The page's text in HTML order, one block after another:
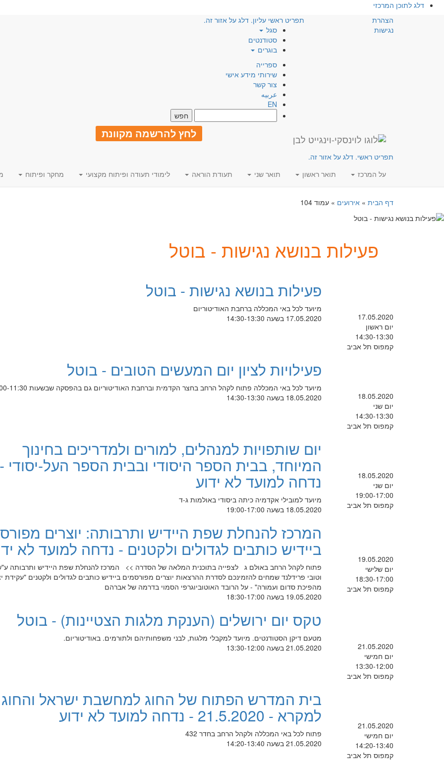
דלג לתוכן המרכזי
הצהרת
נגישות
תפריט ראשי עליון. דלג על אזור זה.
סגל
סטודנטים
בוגרים
ספרייה
שירותי מידע אישי
צור קשר
عربيه
EN
לחץ להרשמה מקוונת
תפריט ראשי. דלג על אזור זה.
על המרכז
תואר ראשון תואר שני תעודת הוראה לימודי תעודה ופיתוח מקצועי מחקר ופיתוח
דף הבית » אירועים » עמוד 104
פעילות בנושא נגישות - בוטל
17.05.2020
יום ראשון
14:30-13:30
קמפוס תל אביב
פעילות בנושא נגישות - בוטל
מיועד לכל באי המכללה ברחבת האודיטוריום
17.05.2020 בשעה 14:30-13:30
18.05.2020
יום שני
14:30-13:30
קמפוס תל אביב
פעילויות לציון יום המעשים הטובים - בוטל
מיועד לכל באי המכללה פתוח לקהל הרחב בחצר הקדמית וברחבת האודיטוריום גם בהפסקה שבשעות 12:00-11:30
18.05.2020 בשעה 14:30-13:30
18.05.2020
יום שני
19:00-17:00
קמפוס תל אביב
יום שותפויות למנהלים, למורים ולמדריכים בחינוך
המיוחד, בבית הספר היסודי ובבית הספר העל-יסודי -
נדחה למועד לא ידוע
מיועד למובילי אקדמיה כיתה ביסודי באולמות ג-ד
18.05.2020 בשעה 19:00-17:00
19.05.2020
יום שלישי
18:30-17:00
קמפוס תל אביב
המרכז להנחלת שפת היידיש ותרבותה: יוצרים
ביידיש כותבים לגדולים ולקטנים - נדחה למועד לא
פתוח לקהל הרחב באולם ג לצפייה בתוכנית המלאה של הסדרה >> המרכז להנחלת שפת היידיש ותרבותה
וטובי פרידלנד שמחים להזמינכם לסדרת ההרצאות יוצרים מפורסמים ביידיש כותבים לגדולים ולקטנים "עקידת
מהפיכת סדום ועמורה" - על הרובד האוטוביוגרפי הסמוי בדרמה של אברהם
19.05.2020 בשעה 18:30-17:00
21.05.2020
יום חמישי
13:30-12:00
קמפוס תל אביב
טקס יום ירושלים (הענקת מלגות הצטיינות) - בוטל
מטעם דיקן הסטודנטים. מיועד למקבלי מלגות, לבני משפחותיהם ולתורמים. באודיטוריום.
21.05.2020 בשעה 13:30-12:00
21.05.2020
יום חמישי
14:20-13:40
קמפוס תל אביב
בית המדרש הפתוח של החוג למחשבת ישראל והחוג
למקרא - 21.5.2020 - נדחה למועד לא ידוע
פתוח לכל באי המכללה ולקהל הרחב בחדר 432
21.05.2020 בשעה 14:20-13:40